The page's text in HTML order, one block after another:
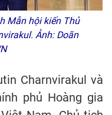
Mẫn hội kiến Thủ
Ảnh: Doãn
Charnvirakul và
phủ Hoàng gia